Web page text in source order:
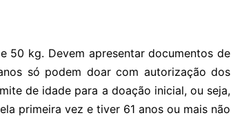
50 kg. Devem apresentar documentos de
só podem doar com autorização dos
de idade para a doação inicial, ou seja,
primeira vez e tiver 61 anos ou mais não